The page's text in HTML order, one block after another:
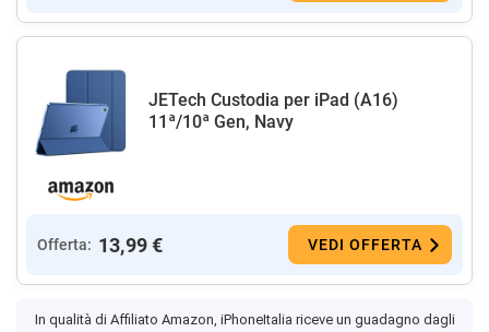
JETech Custodia per iPad (A16)
11ª/10ª Gen, Navy
Offerta: 13,99 € VEDI OFFERTA
In qualità di Affiliato Amazon, iPhoneItalia riceve un guadagno dagli